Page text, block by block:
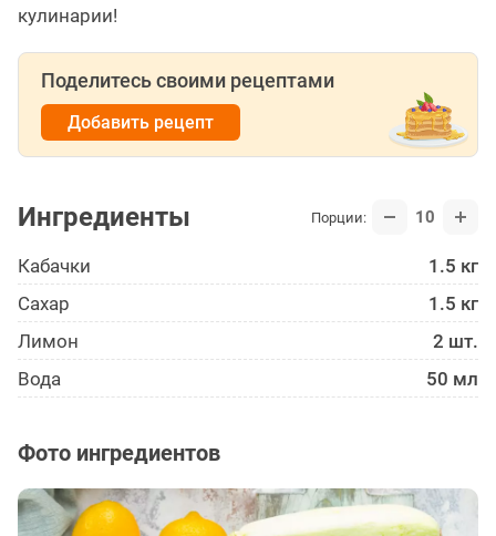
кулинарии!
Поделитесь своими рецептами
Добавить рецепт
Ингредиенты Порции: 10
Кабачки
1.5 кг
Сахар
1.5 кг
Лимон
2 шт.
Вода
50 мл
Фото ингредиентов